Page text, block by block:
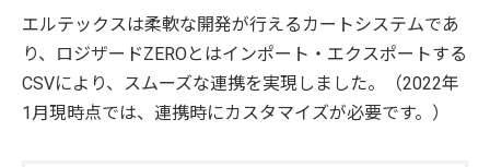
エルテックスは柔軟な開発が行えるカートシステムであ
り、ロジザードZEROとはインポート・エクスポートする
CSVにより、スムーズな連携を実現しました。（2022年
1月現時点では、連携時にカスタマイズが必要です。）